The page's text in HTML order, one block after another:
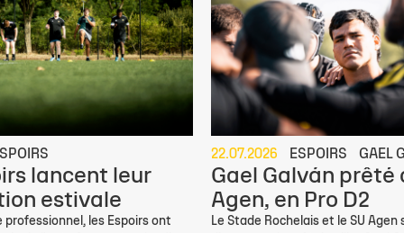
lancent leur
estivale
professionnel, les Espoirs ont
22.07.2026 ESPOIRS GAEL
Gael Galván prêté
Agen, en Pro D2
Le Stade Rochelais et le SU